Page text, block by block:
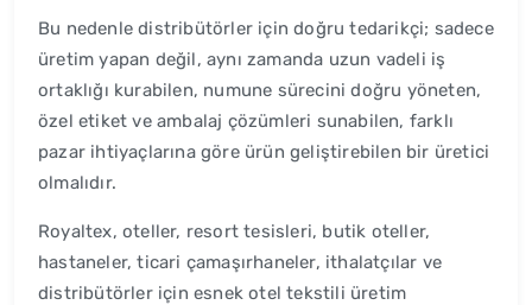
Bu nedenle distribütörler için doğru tedarikçi; sadece
üretim yapan değil, aynı zamanda uzun vadeli iş
ortaklığı kurabilen, numune sürecini doğru yöneten,
özel etiket ve ambalaj çözümleri sunabilen, farklı
pazar ihtiyaçlarına göre ürün geliştirebilen bir üretici
olmalıdır.
Royaltex, oteller, resort tesisleri, butik oteller,
hastaneler, ticari çamaşırhaneler, ithalatçılar ve
distribütörler için esnek otel tekstili üretim